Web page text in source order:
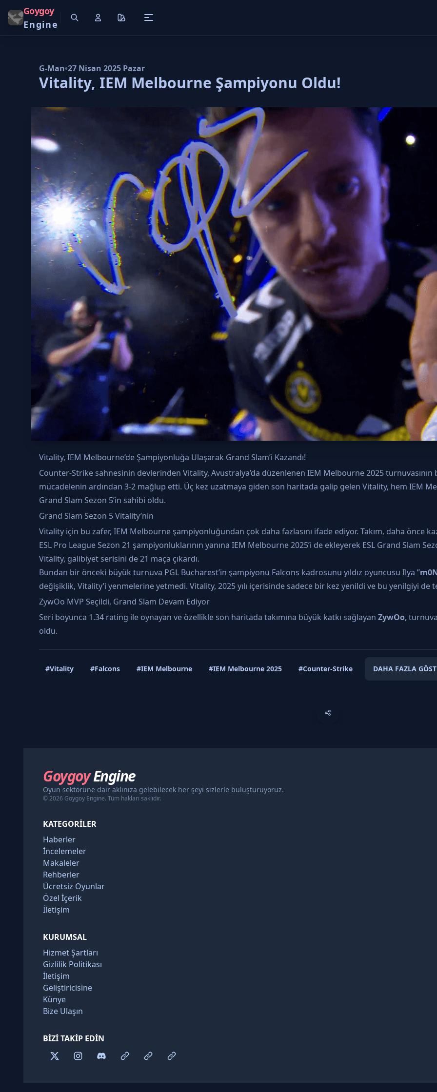
Goygoy
Engine
G-Man•27 Nisan 2025 Pazar
Vitality, IEM Melbourne Şampiyonu Oldu!
Vitality, IEM Melbourne’de Şampiyonluğa Ulaşarak Grand Slam’i Kazandı!
Counter-Strike sahnesinin devlerinden Vitality, Avustralya’da düzenlenen IEM Melbourne 2025
mücadelenin ardından 3-2 mağlup etti. Üç kez uzatmaya giden son haritada galip gelen Vitality, hem IEM
Grand Slam Sezon 5’in sahibi oldu.
Grand Slam Sezon 5 Vitality’nin
Vitality için bu zafer, IEM Melbourne şampiyonluğundan çok daha fazlasını ifade ediyor. Takım, daha önce
ESL Pro League Sezon 21 şampiyonluklarının yanına IEM Melbourne 2025’i de ekleyerek ESL Grand Slam
Vitality, galibiyet serisini de 21 maça çıkardı.
Bundan bir önceki büyük turnuva PGL Bucharest’in şampiyonu Falcons kadrosunu yıldız oyuncusu Ilya ”
değişiklik, Vitality’i yenmelerine yetmedi. Vitality, 2025 yılı içerisinde sadece bir kez yenildi ve bu yenilgiyi de
ZywOo MVP Seçildi, Grand Slam Devam Ediyor
Seri boyunca 1.34 rating ile oynayan ve özellikle son haritada takımına büyük katkı sağlayan ZywOo,
oldu.
#Vitality #Falcons #IEM Melbourne #IEM Melbourne 2025 #Counter-Strike DAHA FAZLA
GoygoyEngine
Oyun sektörüne dair aklınıza gelebilecek her şeyi sizlerle buluşturuyoruz.
© 2026 Goygoy Engine. Tüm hakları saklıdır.
KATEGORILER
Haberler
İncelemeler
Makaleler
Rehberler
Ücretsiz Oyunlar
Özel İçerik
İletişim
KURUMSAL
Hizmet Şartları
Gizlilik Politikası
İletişim
Geliştiricisine
Künye
Bize Ulaşın
BIZI TAKIP EDIN